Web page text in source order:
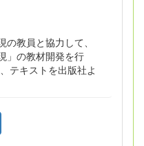
の教員と協力して、
」の教材開発を行
テキストを出版社よ